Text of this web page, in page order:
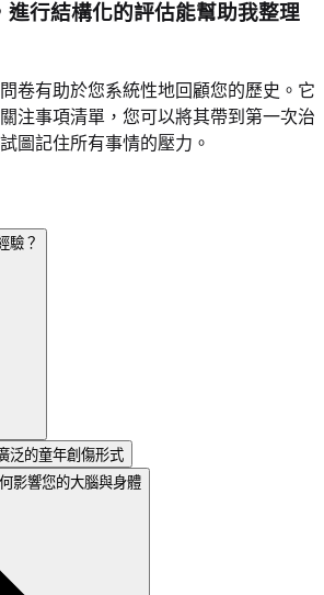
進行結構化的評估能幫助我整理
卷有助於您系統性地回顧您的歷史。它
注事項清單，您可以將其帶到第一次治
圖記住所有事情的壓力。
驗？
泛的童年創傷形式
影響您的大腦與身體